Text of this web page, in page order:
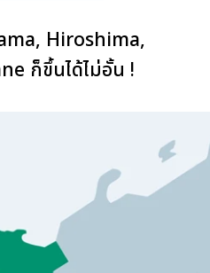
Hiroshima,
ก็ขึ้นได้ไม่อั้น !